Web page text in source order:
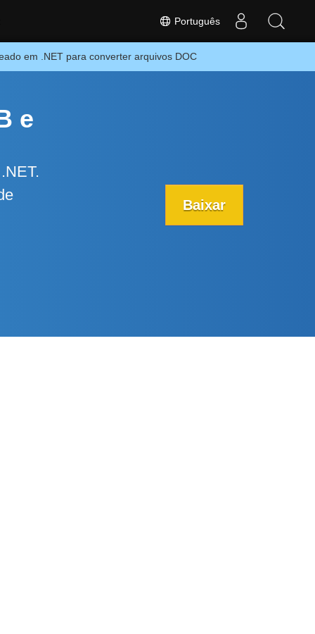
Português
em .NET para converter arquivos DOC
e
Baixar